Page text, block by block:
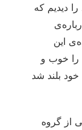
دیدیم که
این
را خوب و
بلند شد
از گروه